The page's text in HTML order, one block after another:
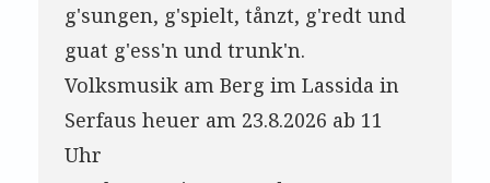
g'sungen, g'spielt, tånzt, g'redt und
guat g'ess'n und trunk'n.
Volksmusik am Berg im Lassida in
Serfaus heuer am 23.8.2026 ab 11
Uhr